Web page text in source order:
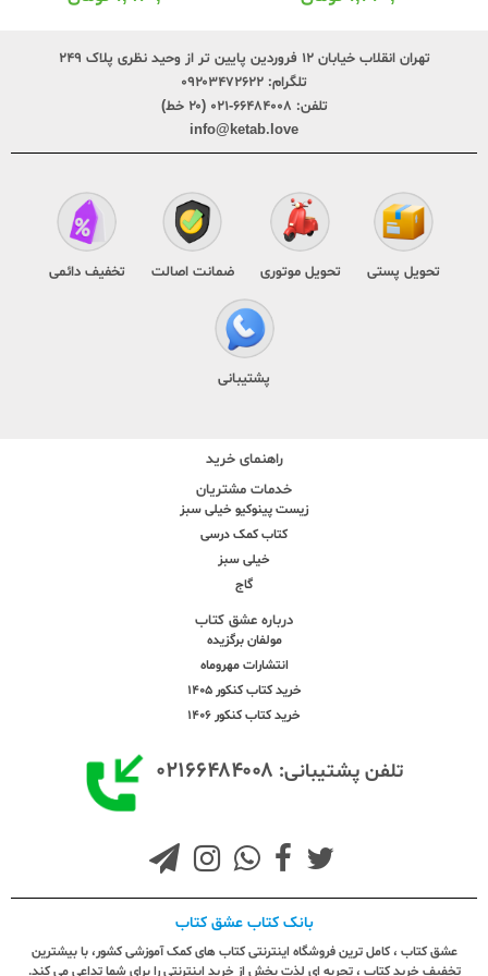
تهران انقلاب خیابان ۱۲ فروردین پایین تر از وحید نظری پلاک ۲۴۹
تلگرام: ۰۹۲۰۳۴۷۲۶۲۲
تلفن: ۶۶۴۸۴۰۰۸-۰۲۱ (۲۰ خط)
info@ketab.love
تحویل پستی تحویل موتوری ضمانت اصالت تخفیف دائمی
پشتیبانی
راهنمای خرید
خدمات مشتریان
زیست پینوکیو خیلی سبز
کتاب کمک درسی
خیلی سبز
گاج
درباره عشق کتاب
مولفان برگزیده
انتشارات مهروماه
خرید کتاب کنکور 1405
خرید کتاب کنکور 1406
تلفن پشتیبانی: ۰۲۱۶۶۴۸۴۰۰۸
بانک کتاب عشق کتاب
عشق کتاب ، کامل ترین فروشگاه اینترنتی کتاب های کمک آموزشی کشور، با بیشترین
تخفیف خرید کتاب ، تجربه ای لذت بخش از خرید اینترنتی را برای شما تداعی می کند.